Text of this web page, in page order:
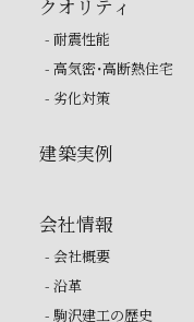
クオリティ
- 耐震性能
- 高気密・高断熱住宅
- 劣化対策
建築実例
会社情報
- 会社概要
- 沿革
- 駒沢建工の歴史